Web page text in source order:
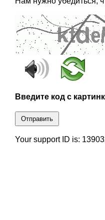
Введите код с
Отправить
Your support ID is: